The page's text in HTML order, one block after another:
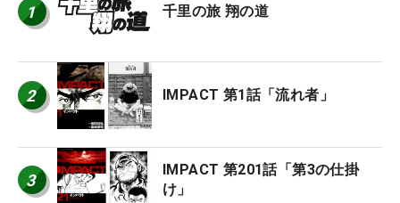
1 千里の旅 翔の道
2 IMPACT 第1話「流れ者」
3
IMPACT 第201話「第3の仕掛
け」